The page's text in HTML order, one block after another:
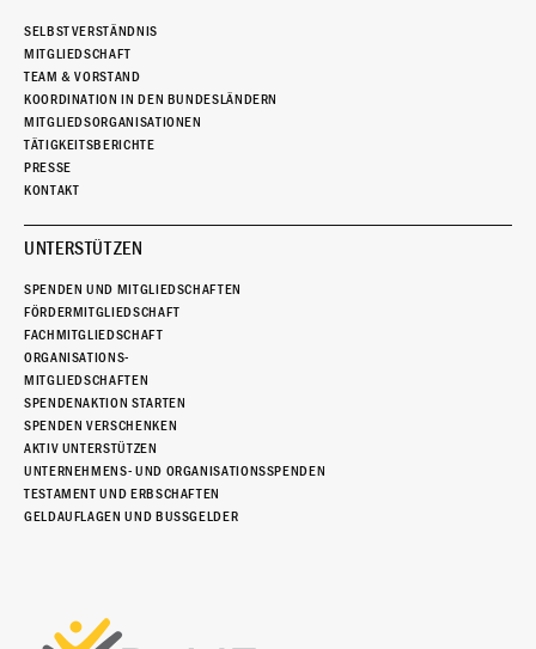
SELBSTVERSTÄNDNIS
MITGLIEDSCHAFT
TEAM & VORSTAND
KOORDINATION IN DEN BUNDESLÄNDERN
MITGLIEDSORGANISATIONEN
TÄTIGKEITSBERICHTE
PRESSE
KONTAKT
UNTERSTÜTZEN
SPENDEN UND MITGLIEDSCHAFTEN
FÖRDERMITGLIEDSCHAFT
FACHMITGLIEDSCHAFT
ORGANISATIONS-
MITGLIEDSCHAFTEN
SPENDENAKTION STARTEN
SPENDEN VERSCHENKEN
AKTIV UNTERSTÜTZEN
UNTERNEHMENS- UND ORGANISATIONSSPENDEN
TESTAMENT UND ERBSCHAFTEN
GELDAUFLAGEN UND BUSSGELDER